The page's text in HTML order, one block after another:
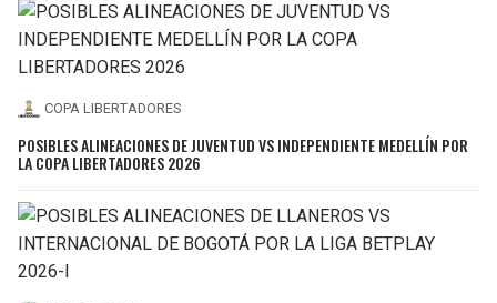
COPA LIBERTADORES
POSIBLES ALINEACIONES DE JUVENTUD VS INDEPENDIENTE MEDELLÍN POR
LA COPA LIBERTADORES 2026